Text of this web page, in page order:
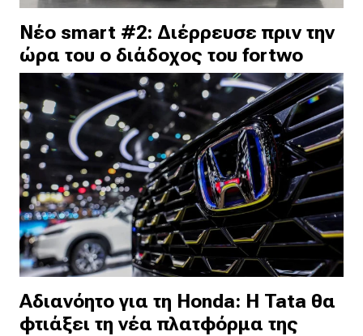
Νέο smart #2: Διέρρευσε πριν την
ώρα του ο διάδοχος του fortwo
Αδιανόητο για τη Honda: Η Tata θα
φτιάξει τη νέα πλατφόρμα της